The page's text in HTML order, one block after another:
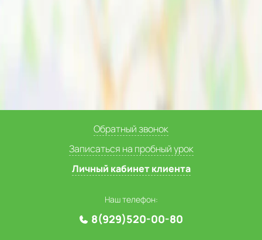
Обратный звонок
Записаться на пробный урок
Личный кабинет клиента
Наш телефон:
8(929)520-00-80